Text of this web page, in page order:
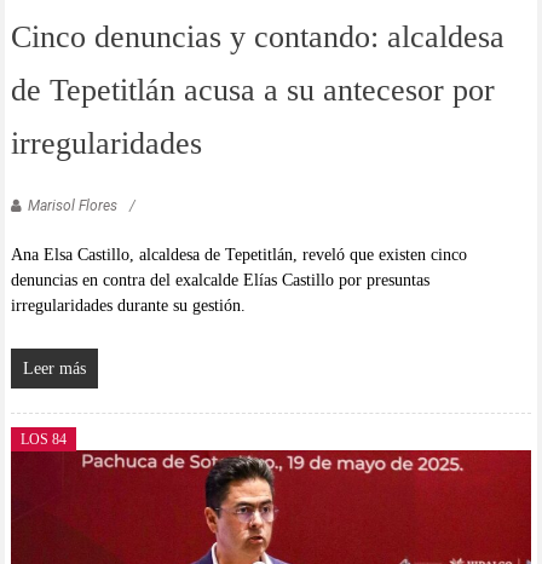
Cinco denuncias y contando: alcaldesa
de Tepetitlán acusa a su antecesor por
irregularidades
Marisol Flores
Ana Elsa Castillo, alcaldesa de Tepetitlán, reveló que existen cinco
denuncias en contra del exalcalde Elías Castillo por presuntas
irregularidades durante su gestión.
Leer más
LOS 84